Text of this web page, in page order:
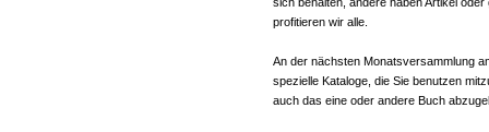
profitieren wir alle.
An der nächsten Monatsversammlung
spezielle Kataloge, die Sie benutzen
auch das eine oder andere Buch